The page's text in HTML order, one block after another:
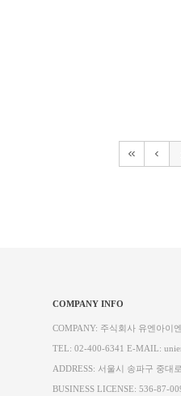
COMPANY INFO
COMPANY: 주식회사 유엔아이
TEL: 02-400-6341 E-MAIL:
ADDRESS: 서울시 송파구 중대
BUSINESS LICENSE: 536-87-